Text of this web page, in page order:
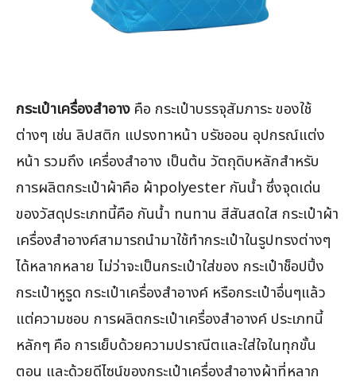
กระเป๋าเครื่องสำอาง คือ กระเป๋าบรรจุสัมภาระ ของใช้
ต่างๆ เช่น ลิปสติก แปรงทาหน้า บรัชออน อุปกรณ์แต่ง
หน้า รวมถึง เครื่องสำอาง เป็นต้น วัตถุดิบหลักสำหรับ
การผลิตกระเป๋าผ้าคือ ผ้าpolyester กันน้ำ ซึ่งจุดเด่น
ของวัสดุประเภทนี้คือ กันน้ำ ทนทาน สีสันสดใส กระเป๋าผ้า
เครื่องสำอางค์สามารถนำมาใช้ทำกระเป๋าในรูปทรงต่างๆ
ได้หลากหลาย ไม่ว่าจะเป็นกระเป๋าใส่ของ กระเป๋าช็อปปิ้ง
กระเป๋าหูรูด กระเป๋าเครื่องสำอางค์ หรือกระเป๋าอื่นๆแล้ว
แต่ความชอบ การผลิตกระเป๋าเครื่องสำอางค์ ประเภทนี้
หลักๆ คือ การเย็บด้วยความปราณีตและใส่ใจในทุกขั้น
ตอน และด้วยดีไซน์ของกระเป๋าเครื่องสำอางผ้าที่หลาก